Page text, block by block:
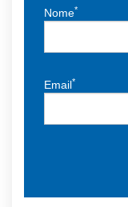
Nome*
Email*